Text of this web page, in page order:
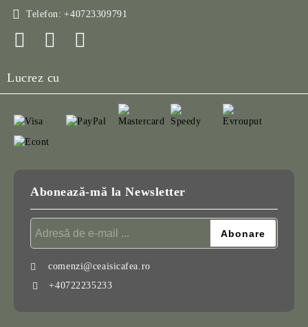
Telefon: +40723309791
Lucrez cu
Abonează-mă la Newsletter
comenzi@ceaisicafea.ro
+40722235233